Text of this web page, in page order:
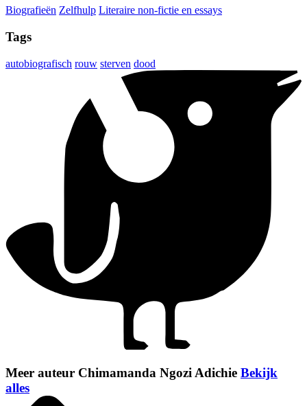
Biografieën Zelfhulp Literaire non-fictie en essays
Tags
autobiografisch rouw sterven dood
Meer auteur Chimamanda Ngozi Adichie Bekijk
alles